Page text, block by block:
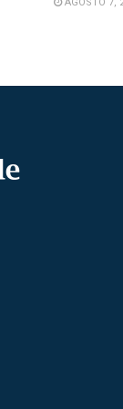
AGOSTO 7,